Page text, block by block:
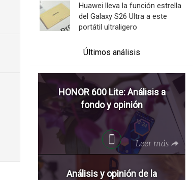
Huawei lleva la función estrella
del Galaxy S26 Ultra a este
portátil ultraligero
Últimos análisis
HONOR 600 Lite: Análisis a
fondo y opinión
Leer más
Análisis y opinión de la